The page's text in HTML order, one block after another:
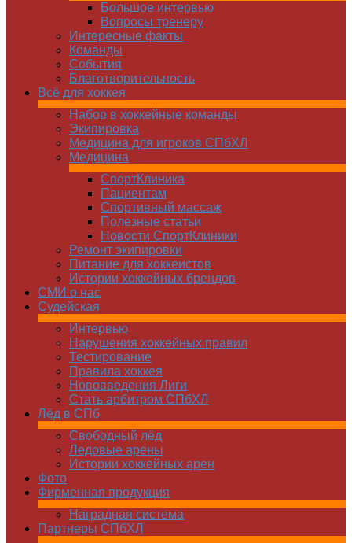
Большое интервью
Вопросы тренеру
Интересные факты
Команды
Cобытия
Благотворительность
Всё для хоккея
Набор в хоккейные команды
Экипировка
Медицина для игроков СПбХЛ
Медицина
СпортКлиника
Пациентам
Спортивный массаж
Полезные статьи
Новости СпортКлиники
Ремонт экипировки
Питание для хоккеистов
Истории хоккейных брендов
СМИ о нас
Судейская
Интервью
Нарушения хоккейных правил
Тестирование
Правила хоккея
Нововведения Лиги
Стать арбитром СПбХЛ
Лёд в СПб
Свободный лёд
Ледовые арены
Истории хоккейных арен
Фото
Фирменная продукция
Наградная система
Партнеры СПбХЛ